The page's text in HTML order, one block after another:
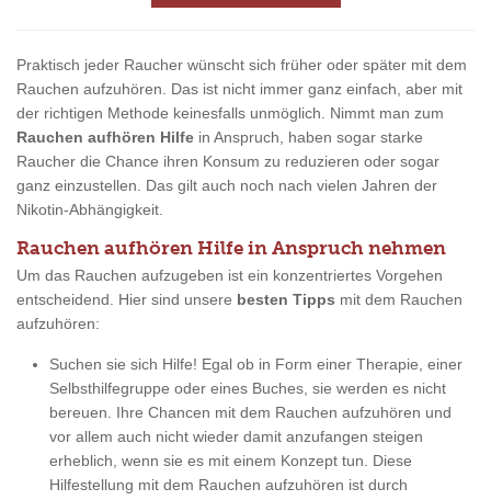
Praktisch jeder Raucher wünscht sich früher oder später mit dem
Rauchen aufzuhören. Das ist nicht immer ganz einfach, aber mit
der richtigen Methode keinesfalls unmöglich. Nimmt man zum
Rauchen aufhören Hilfe in Anspruch, haben sogar starke
Raucher die Chance ihren Konsum zu reduzieren oder sogar
ganz einzustellen. Das gilt auch noch nach vielen Jahren der
Nikotin-Abhängigkeit.
Rauchen aufhören Hilfe in Anspruch nehmen
Um das Rauchen aufzugeben ist ein konzentriertes Vorgehen
entscheidend. Hier sind unsere besten Tipps mit dem Rauchen
aufzuhören:
Suchen sie sich Hilfe! Egal ob in Form einer Therapie, einer
Selbsthilfegruppe oder eines Buches, sie werden es nicht
bereuen. Ihre Chancen mit dem Rauchen aufzuhören und
vor allem auch nicht wieder damit anzufangen steigen
erheblich, wenn sie es mit einem Konzept tun. Diese
Hilfestellung mit dem Rauchen aufzuhören ist durch